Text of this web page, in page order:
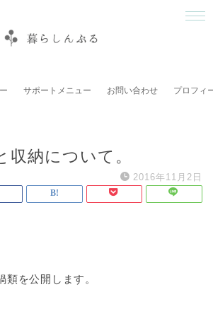
サポートメニュー お問い合わせ プロフィ
収納について。
2016年11月2日
を公開します。